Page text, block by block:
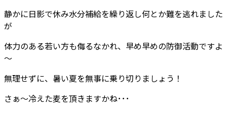
静かに日影で休み水分補給を繰り返し何とか難を逃れました
が
体力のある若い方も侮るなかれ、早め早めの防御活動ですよ
～
無理せずに、暑い夏を無事に乗り切りましょう！
さぁ～冷えた麦を頂きますかね･･･